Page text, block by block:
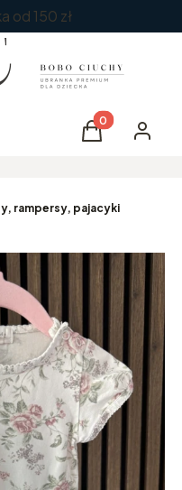
od 150 zł
Produkty w
Koszyk
rampersy, pajacyki